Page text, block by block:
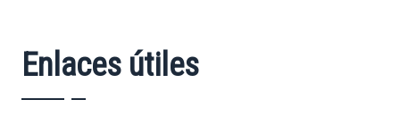
Enlaces útiles